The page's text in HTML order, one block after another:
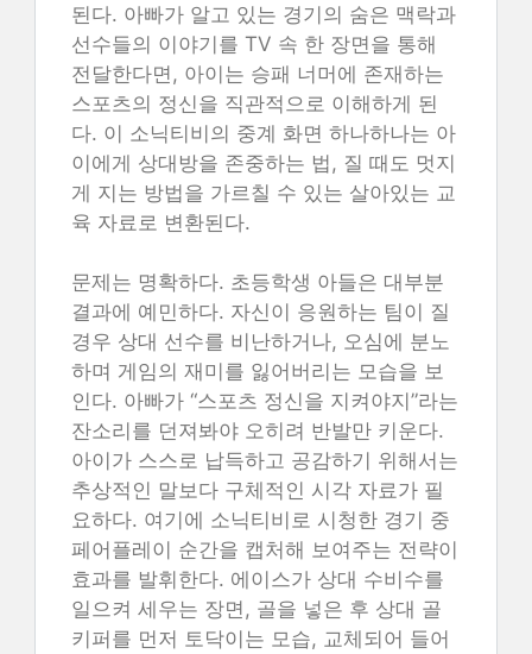
된다. 아빠가 알고 있는 경기의 숨은 맥락과
선수들의 이야기를 TV 속 한 장면을 통해
전달한다면, 아이는 승패 너머에 존재하는
스포츠의 정신을 직관적으로 이해하게 된
다. 이 소닉티비의 중계 화면 하나하나는 아
이에게 상대방을 존중하는 법, 질 때도 멋지
게 지는 방법을 가르칠 수 있는 살아있는 교
육 자료로 변환된다.
문제는 명확하다. 초등학생 아들은 대부분
결과에 예민하다. 자신이 응원하는 팀이 질
경우 상대 선수를 비난하거나, 오심에 분노
하며 게임의 재미를 잃어버리는 모습을 보
인다. 아빠가 “스포츠 정신을 지켜야지”라는
잔소리를 던져봐야 오히려 반발만 키운다.
아이가 스스로 납득하고 공감하기 위해서는
추상적인 말보다 구체적인 시각 자료가 필
요하다. 여기에 소닉티비로 시청한 경기 중
페어플레이 순간을 캡처해 보여주는 전략이
효과를 발휘한다. 에이스가 상대 수비수를
일으켜 세우는 장면, 골을 넣은 후 상대 골
키퍼를 먼저 토닥이는 모습, 교체되어 들어